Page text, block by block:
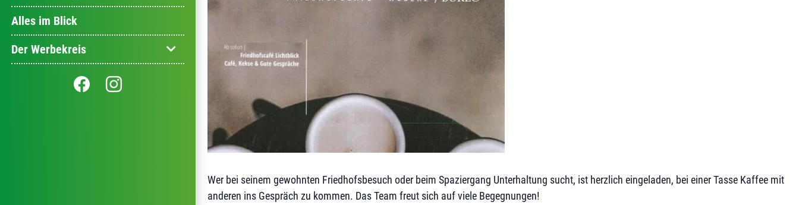
Alles im Blick
Der Werbekreis
Wer bei seinem gewohnten Friedhofsbesuch oder beim Spaziergang Unterhaltung sucht, ist herzlich eingeladen, bei einer Tasse Kaffee mit
anderen ins Gespräch zu kommen. Das Team freut sich auf viele Begegnungen!